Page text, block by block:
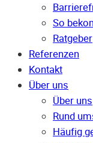
So
Ratgeber
Referenzen
Kontakt
Über uns
Über uns
Rund
Häufig